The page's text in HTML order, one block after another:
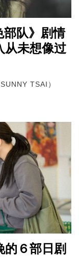
队》剧情
从未想像过
TSAI）
的６部日剧